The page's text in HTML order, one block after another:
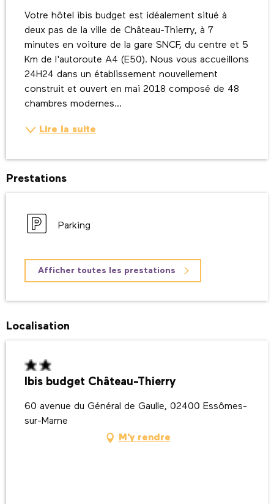
Votre hôtel ibis budget est idéalement situé à
deux pas de la ville de Château-Thierry, à 7
minutes en voiture de la gare SNCF, du centre et 5
Km de l'autoroute A4 (E50). Nous vous accueillons
24H24 dans un établissement nouvellement
construit et ouvert en mai 2018 composé de 48
chambres modernes...
Lire la suite
Prestations
Parking
Afficher toutes les prestations
Localisation
Ibis budget Château-Thierry
60 avenue du Général de Gaulle, 02400 Essômes-
sur-Marne
M'y rendre